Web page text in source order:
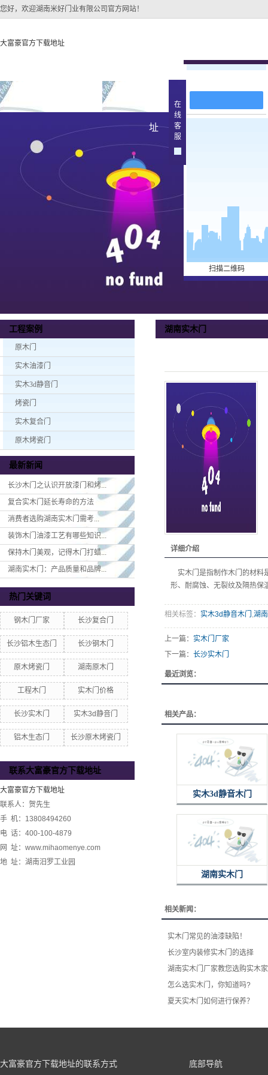
您好，欢迎湖南米好门业有限公司官方网站！
大富豪官方下载地址
关于大富豪官方下载地
址
大富豪官方下载地址的
简介
大富豪官方下载地址的
文化
组织架构
公司团队
荣誉资质
原木烤
工程案例
原木门
实木油漆门
实木3d静音门
烤瓷门
实木复合门
原木烤瓷门
最新新闻
长沙木门之认识开放漆门和烤...
复合实木门延长寿命的方法
消费者选购湖南实木门​需考...
装饰木门油漆工艺有哪些知识...
保持木门美观，记得木门打蜡...
湖南实木门：产品质量和品牌...
热门关键词
钢木门厂家 长沙复合门
长沙铝木生态门 长沙钢木门
原木烤瓷门 湖南原木门
工程木门 实木门价格
长沙实木门 实木3d静音门
铝木生态门 长沙原木烤瓷门
联系大富豪官方下载地址
大富豪官方下载地址
联系人：贺先生
手 机：13808494260
电 话：400-100-4879
网 址：www.mihaomenye.com
地 址：湖南汨罗工业园
湖南实木门
详细介绍
实木门是指制作木门的材料
形、耐腐蚀、无裂纹及隔热保
相关标签： 实木3d静音木门 ,湖
上一篇： 实木门厂家
下一篇： 长沙实木门
最近浏览：
相关产品：
实木3d静音木门
湖南实木门
相关新闻：
实木门常见的油漆缺陷！
长沙室内装修实木门的选择
湖南实木门厂家教您选购实木
怎么选实木门，你知道吗?
夏天实木门如何进行保养？
大富豪官方下载地址的联系方式 底部导航
在
线
客
服
扫描二维码